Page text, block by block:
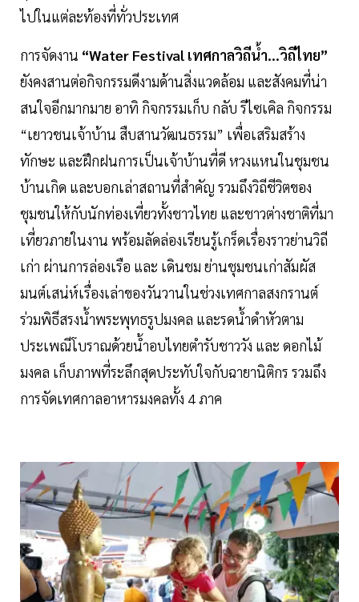
ไปในแต่ละท้องที่ทั่วประเทศ
การจัดงาน “Water Festival เทศกาลวิถีน้ำ...วิถีไทย”
ยังคงสานต่อกิจกรรมดีงามด้านสิ่งแวดล้อม และสังคมที่น่า
สนใจอีกมากมาย อาทิ กิจกรรมเก็บ กลับ รีไซเคิล กิจกรรม
“เยาวชนเจ้าบ้าน สืบสานวัฒนธรรม” เพื่อเสริมสร้าง
ทักษะ และฝึกฝนการเป็นเจ้าบ้านที่ดี หวงแหนในชุมชน
บ้านเกิด และบอกเล่าสถานที่สำคัญ รวมถึงวิถีชีวิตของ
ชุมชนให้กับนักท่องเที่ยวทั้งชาวไทย และชาวต่างชาติที่มา
เที่ยวภายในงาน พร้อมลัดล่องเรียนรู้เกร็ดเรื่องราวย่านวิถี
เก่า ผ่านการล่องเรือ และ เดินชม ย่านชุมชนเก่าสัมผัส
มนต์เสน่ห์เรื่องเล่าของวันวานในช่วงเทศกาลสงกรานต์
ร่วมพิธีสรงน้ำพระพุทธรูปมงคล และรดน้ำดำหัวตาม
ประเพณีโบราณด้วยน้ำอบไทยตำรับชาววัง และ ดอกไม้
มงคล เก็บภาพที่ระลึกสุดประทับใจกับฉายานิติกร รวมถึง
การจัดเทศกาลอาหารมงคลทั้ง 4 ภาค